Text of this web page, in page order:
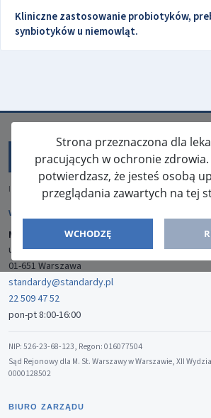
Kliniczne zastosowanie probiotyków,
synbiotyków u niemowląt.
Strona przeznaczona dla
pracujących w ochronie
potwierdzasz, że jesteś osobą
przeglądania zawartych na tej
WCHODZĘ
ISSN: 2080-5438
WYDAWCA
Media-Press Sp. z o.o.
ul. Gwiaździsta 7B/8
01-651 Warszawa
standardy@standardy.pl
22 509 47 52
pon-pt 8:00-16:00
NIP: 526-23-68-123, Regon: 016077504
Sąd Rejonowy dla M. St. Warszawy w Warszawie, XII
0000128502
BIURO ZARZĄDU